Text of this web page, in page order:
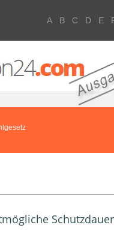
A B C D E